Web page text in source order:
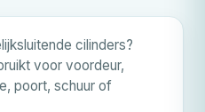
cilinders?
voor voordeur,
poort, schuur of